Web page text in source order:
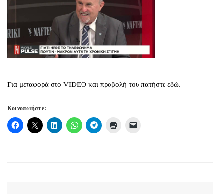
Για μεταφορά στο VIDEO και προβολή του πατήστε εδώ.
Κοινοποιήστε: